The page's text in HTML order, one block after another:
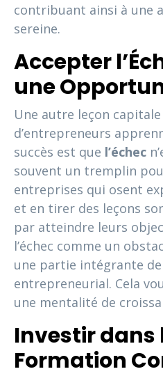
contribuant ainsi à une
sereine.
Accepter
une
Une autre leçon
d’entrepreneurs
succès est que l’échec
souvent un tremplin
entreprises qui osent
et en tirer des leçons
par atteindre leurs
l’échec comme un
une partie intégrante
entrepreneurial. Cela
une mentalité de
Investir dans
Formation